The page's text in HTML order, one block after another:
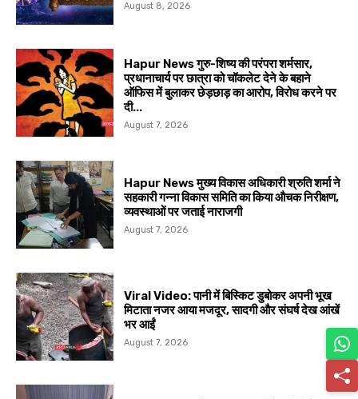
August 8, 2026
Hapur News गुरु-शिष्य की परंपरा शर्मसार,
प्रधानाचार्य पर छात्रा को चॉकलेट देने के बहाने
ऑफिस में बुलाकर छेड़छाड़ का आरोप, विरोध करने पर
दी...
August 7, 2026
Hapur News मुख्य विकास अधिकारी श्रुति शर्मा ने
सहकारी गन्ना विकास समिति का किया औचक निरीक्षण,
व्यवस्थाओं पर जताई नाराजगी
August 7, 2026
Viral Video: पानी में बिस्किट डुबोकर अपनी भूख
मिटाता नजर आया मजदूर, सादगी और संघर्ष देख आंखें
भर आईं
August 7, 2026